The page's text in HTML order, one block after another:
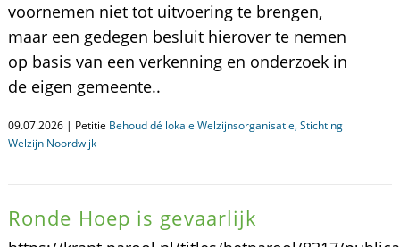
voornemen niet tot uitvoering te brengen,
maar een gedegen besluit hierover te nemen
op basis van een verkenning en onderzoek in
de eigen gemeente..
09.07.2026 | Petitie Behoud dé lokale Welzijnsorganisatie, Stichting
Welzijn Noordwijk
Ronde Hoep is gevaarlijk